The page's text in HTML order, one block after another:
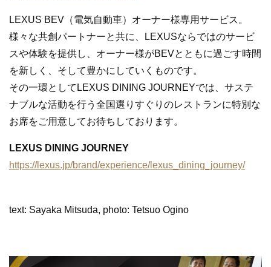
LEXUS BEV（電気自動車）オーナー様専用サービス。
様々な共創パートナーと共に、LEXUSならではのサービ
スや体験を提供し、オーナー様がBEVとともに過ごす時間
を新しく、そして豊かにしていくものです。
その一環としてLEXUS DINING JOURNEYでは、サステ
ナブルな活動を行う全国選りすぐりのレストランに特別な
お席をご用意してお待ちしております。
LEXUS DINING JOURNEY
https://lexus.jp/brand/experience/lexus_dining_journey/
text: Sayaka Mitsuda, photo: Tetsuo Ogino